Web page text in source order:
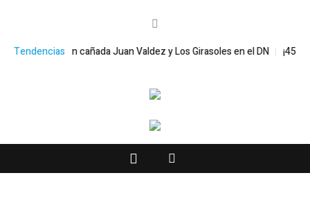
Tendencias
trabajos en cañada Juan Valdez y Los Girasoles en el DN ¡45